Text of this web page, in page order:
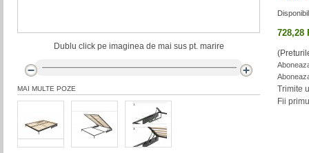
728,28
Trimite
Fii
Dublu click pe imaginea de mai sus pt. marire
MAI MULTE POZE